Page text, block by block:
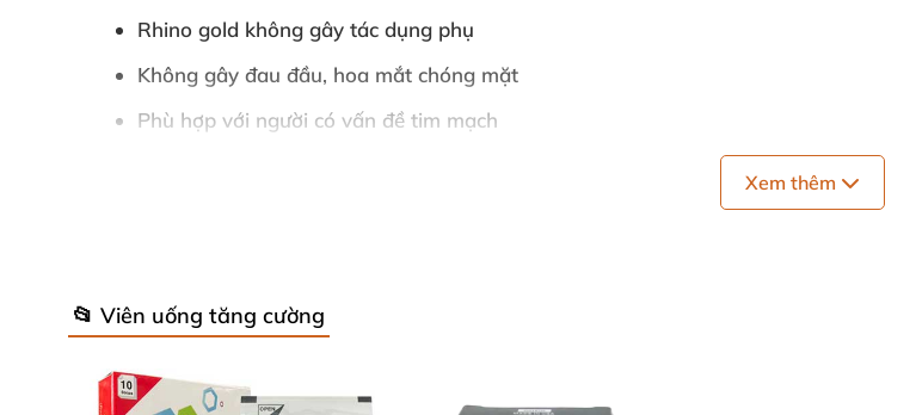
Rhino gold không gây tác dụng phụ
Không gây đau đầu, hoa mắt chóng mặt
Phù hợp với người có vấn đề tim mạch
5 năm liền là sản phẩm cương dương bán chạy nhất tại các sàn thương mại điện tử
Xem thêm
📂 Viên uống tăng cường